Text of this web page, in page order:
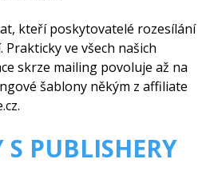
kteří poskytovatelé rozesílání
Prakticky ve všech našich
skrze mailing povoluje až na
šablony někým z affiliate
PUBLISHERY